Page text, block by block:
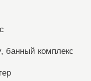
банный комплекс